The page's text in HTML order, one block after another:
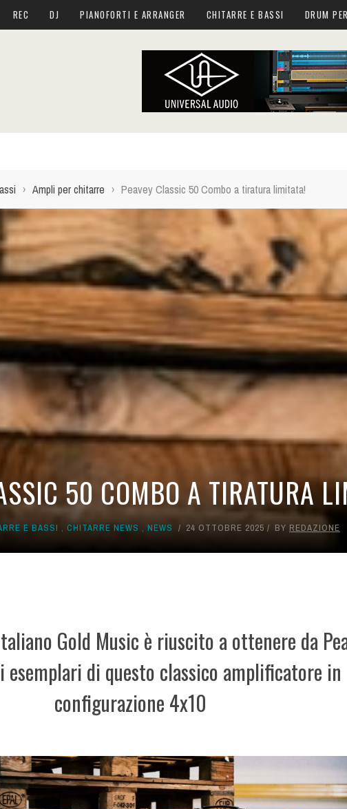
REC DJ PIANOFORTI E ARRANGER CHITARRE E BASSI DRUM
› Ampli per chitarre › Peavey Classic 50 Combo a tiratura limitata!
50 COMBO A TIRATURA
E BASSI , CHITARRE NEWS , NEWS 24 OTTOBRE 2025 BY REDAZIONE
Gold Music è riuscito a ottenere da
esemplari di questo classico amplificatore in
configurazione 4x10